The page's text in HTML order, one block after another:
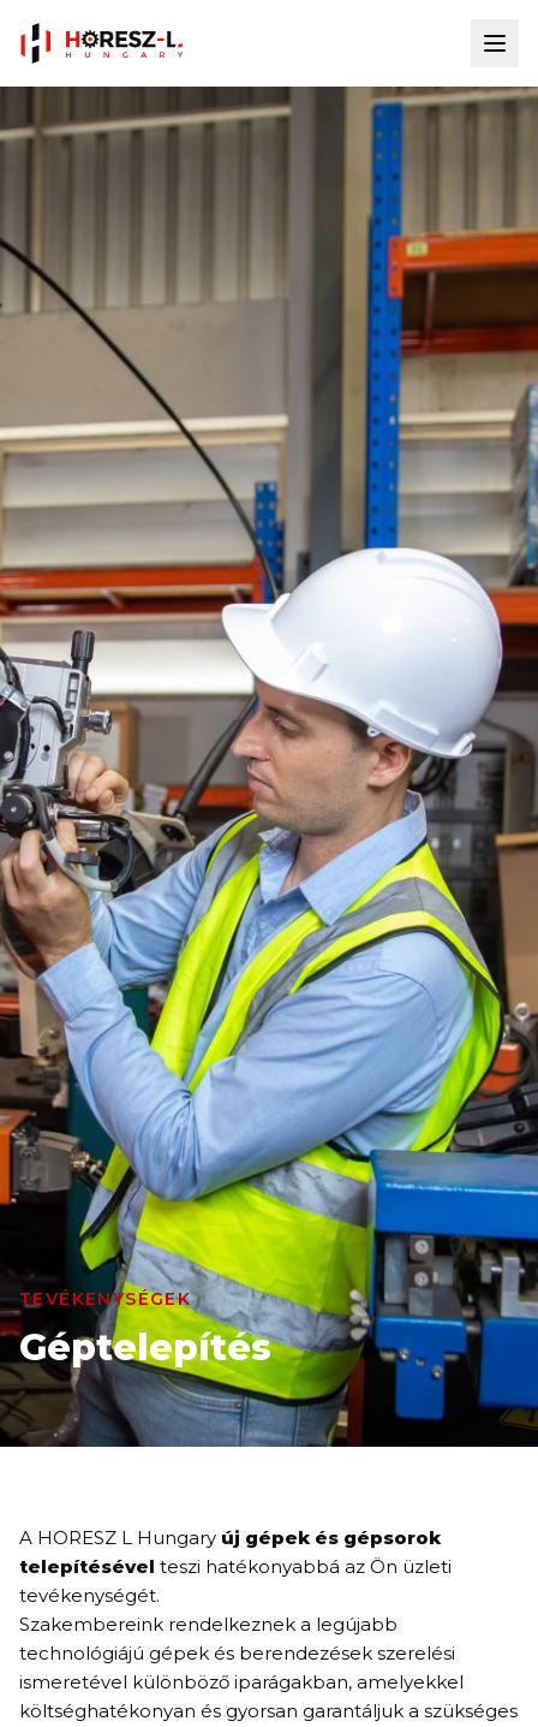
TEVÉKENYSÉGEK
Géptelepítés
A HORESZ L Hungary új gépek és gépsorok
telepítésével teszi hatékonyabbá az Ön üzleti
tevékenységét.
Szakembereink rendelkeznek a legújabb
technológiájú gépek és berendezések szerelési
ismeretével különböző iparágakban, amelyekkel
költséghatékonyan és gyorsan garantáljuk a szükséges